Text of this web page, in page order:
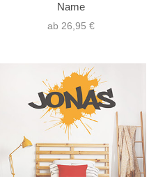
Name
ab 26,95 €